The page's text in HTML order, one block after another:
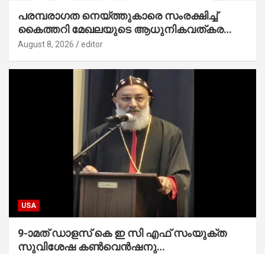
പരമ്പരാഗത നെയ്ത്തുകാരെ സംരക്ഷിച്ച്
കൈത്തറി മേഖലയുടെ ആധുനികവത്കരണം
സാധ്യമാക്കും : ഡെപ്യൂട്ടി സ്പീക്കർ
August 8, 2026 editor
USA
9-ാമത് ഡാളസ് കെ ഇ സി എഫ് സംയുക്ത
സുവിശേഷ കൺവെൻഷനു